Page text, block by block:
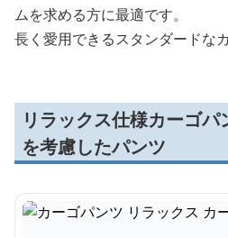
ムを求める方に最適です。
長く愛用できるスタンダードな
リラックス仕様カーゴ
を考慮したパンツ